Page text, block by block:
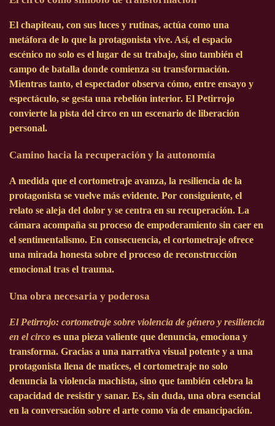
El chapiteau, con sus luces y rutinas, actúa como una
metáfora de lo que la protagonista vive. Así, el espacio
escénico no solo es el lugar de su trabajo, sino también el
campo de batalla donde comienza su transformación.
Mientras tanto, el espectador observa cómo, entre ensayo y
espectáculo, se gesta una rebelión interior. El Petirrojo
convierte la pista del circo en un escenario de liberación
personal.
Camino hacia la recuperación y la autonomía
A medida que el cortometraje avanza, la resiliencia de la
protagonista se vuelve más evidente. Por consiguiente, el
relato se aleja del dolor y se centra en su recuperación. La
cámara acompaña su proceso de empoderamiento sin caer en
el sentimentalismo. En consecuencia, el cortometraje ofrece
una mirada honesta sobre el proceso de reconstrucción
emocional tras el trauma.
Una obra necesaria y poderosa
El Petirrojo: cortometraje sobre violencia de género y resiliencia
en el circo es una pieza valiente que denuncia, emociona y
transforma. Gracias a una narrativa visual potente y a una
protagonista llena de matices, el cortometraje no solo
denuncia la violencia machista, sino que también celebra la
capacidad de resistir y sanar. Es, sin duda, una obra esencial
en la conversación sobre el arte como vía de emancipación.